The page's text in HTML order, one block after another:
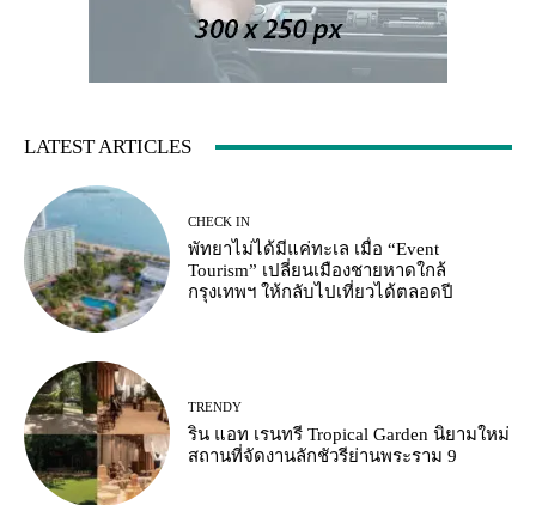
LATEST ARTICLES
CHECK IN
พัทยาไม่ได้มีแค่ทะเล เมื่อ “Event
Tourism” เปลี่ยนเมืองชายหาดใกล้
กรุงเทพฯ ให้กลับไปเที่ยวได้ตลอดปี
TRENDY
ริน แอท เรนทรี Tropical Garden นิยามใหม่
สถานที่จัดงานลักชัวรีย่านพระราม 9